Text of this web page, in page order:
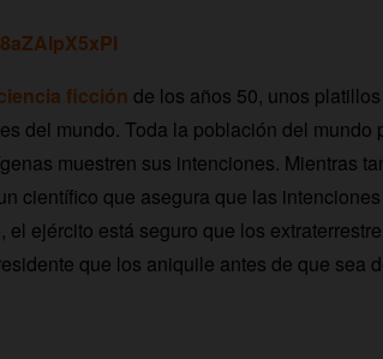
ficción de los años 50, unos
del mundo. Toda la población del mundo
muestren sus intenciones. Mientras
científico que asegura que las
ejército está seguro que los
que los aniquile antes de que sea